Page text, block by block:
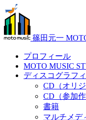
篠田元一
プロフィール
MOTO MUSIC
ディスコグラフィ
CD（オリジ
CD（参加作
書籍
マルチメデ